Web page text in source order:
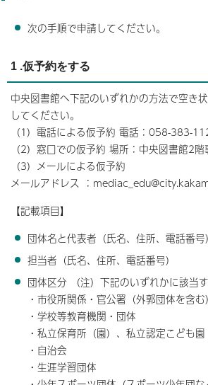
次の手順で申請してください。
1 .仮予約をする
中央図書館へ下記のいずれかの方法で空き
してください。
（1）電話による仮予約 電話：058-383-
（2）窓口での仮予約 場所：中央図書館2
（3）メールによる仮予約
メールアドレス ：
【記載項目】
団体名と代表者（氏名、住所、電話番号）
担当者（氏名、住所、電話番号）
団体区分 （注）下記のいずれかに該当
・市役所関係・官公署（外郭団体を含む）
・学校等教育機関・団体
・私立保育所（園）、私立認定こども園
・自治会
・生涯学習団体